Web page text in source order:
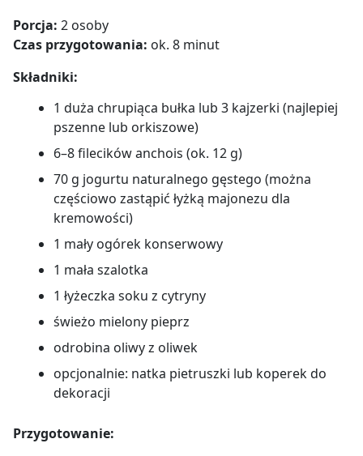
Porcja: 2 osoby
Czas przygotowania: ok. 8 minut
Składniki:
1 duża chrupiąca bułka lub 3 kajzerki (najlepiej
pszenne lub orkiszowe)
6–8 filecików anchois (ok. 12 g)
70 g jogurtu naturalnego gęstego (można
częściowo zastąpić łyżką majonezu dla
kremowości)
1 mały ogórek konserwowy
1 mała szalotka
1 łyżeczka soku z cytryny
świeżo mielony pieprz
odrobina oliwy z oliwek
opcjonalnie: natka pietruszki lub koperek do
dekoracji
Przygotowanie: